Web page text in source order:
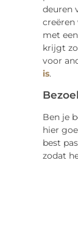
deuren
creëren
met
krijgt
voor
is.
Ben je
hier
best
zodat